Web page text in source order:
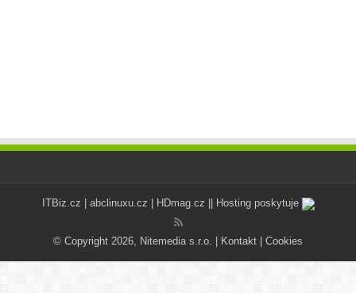
ITBiz.cz abclinuxu.cz HDmag.cz || Hosting poskytuje
© Copyright 2026, Nitemedia s.r.o. | Kontakt Cookies